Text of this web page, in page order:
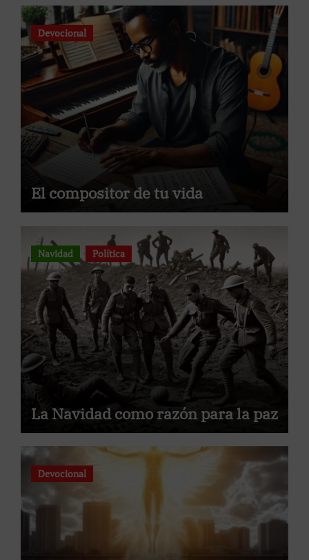
Devocional
El compositor de tu vida
Navidad Política
La Navidad como razón para la paz
Devocional